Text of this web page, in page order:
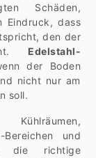
Schäden,
Eindruck, dass
den der
Edelstahl-
der Boden
nicht nur am
soll.
Bereichen und
die richtige